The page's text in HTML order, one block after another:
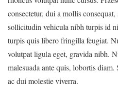
consectetur, dui a mollis
sollicitudin vehicula nibh turpis id
turpis quis libero fringilla feugiat.
volutpat ligula eget, gravida nibh.
malesuada ante quis, lobortis diam.
ac dui molestie viverra.